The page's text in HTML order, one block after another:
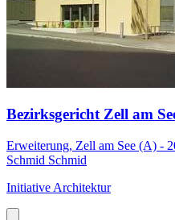
Bezirksgericht Zell am
Erweiterung, Zell am See (A) -
Schmid Schmid
Initiative Architektur